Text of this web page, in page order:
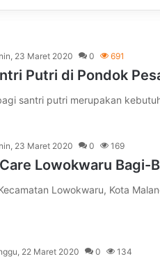
23 Maret 2020 0 691
Putri di Pondok
santri putri merupakan
23 Maret 2020 0 169
Lowokwaru Bagi-
Lowokwaru, Kota
22 Maret 2020 0 134